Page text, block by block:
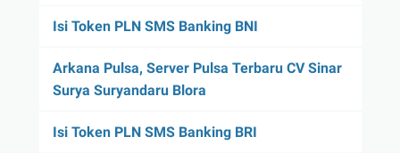
Isi Token PLN SMS Banking BNI
Arkana Pulsa, Server Pulsa Terbaru CV Sinar
Surya Suryandaru Blora
Isi Token PLN SMS Banking BRI